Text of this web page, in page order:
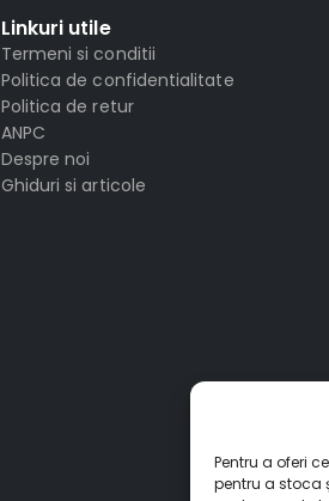
Pentru a oferi
pentru a stoca
Linkuri utile
Termeni si conditii
Politica de confidentialitate
Politica de retur
ANPC
Despre noi
Ghiduri si articole